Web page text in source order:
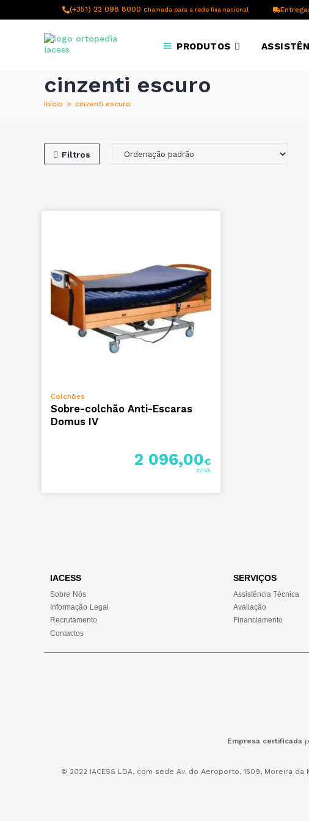
(+351) 22 098 8000 Chamada para a rede fixa nacional
PRODUTOS
cinzenti escuro
Início > cinzenti escuro
Filtros
Colchões
Sobre-colchão Anti-Escaras
Domus IV
2 096,00€
IACESS
Sobre Nós
Informação Legal
Recrutamento
Contactos
SERVIÇOS
Assistência Técnica
Avaliação
Financiamento
Empresa certificada
© 2022 IACESS LDA, com sede Av. do Aeroporto, 1509, Moreira da